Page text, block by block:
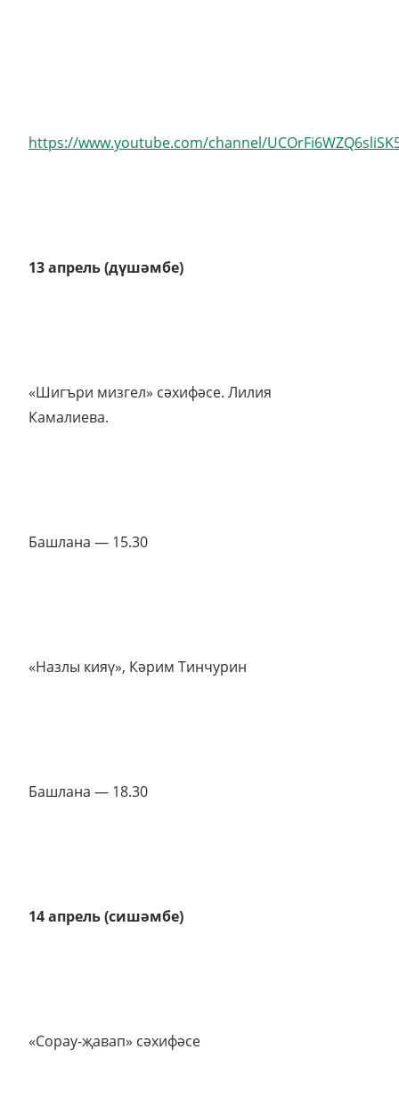
https://www.youtube.com/channel/
13 апрель (дүшәмбе)
«Шигъри мизгел» сәхифәсе. Лилия
Камалиева.
Башлана — 15.30
«Назлы кияү», Кәрим Тинчурин
Башлана — 18.30
14 апрель (сишәмбе)
«Сорау-җавап» сәхифәсе